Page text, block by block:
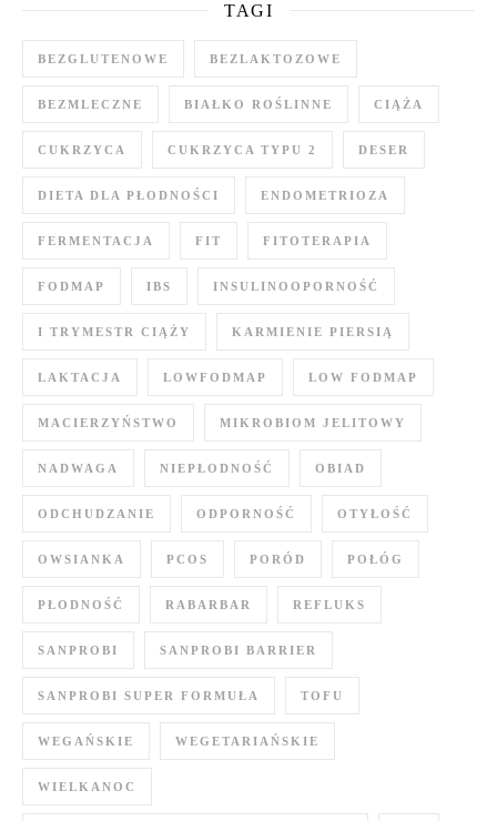
TAGI
BEZGLUTENOWE BEZLAKTOZOWE
BEZMLECZNE BIAŁKO ROŚLINNE CIĄŻA
CUKRZYCA CUKRZYCA TYPU 2 DESER
DIETA DLA PŁODNOŚCI ENDOMETRIOZA
FERMENTACJA FIT FITOTERAPIA
FODMAP IBS INSULINOOPORNOŚĆ
I TRYMESTR CIĄŻY KARMIENIE PIERSIĄ
LAKTACJA LOWFODMAP LOW FODMAP
MACIERZYŃSTWO MIKROBIOM JELITOWY
NADWAGA NIEPŁODNOŚĆ OBIAD
ODCHUDZANIE ODPORNOŚĆ OTYŁOŚĆ
OWSIANKA PCOS PORÓD POŁÓG
PŁODNOŚĆ RABARBAR REFLUKS
SANPROBI SANPROBI BARRIER
SANPROBI SUPER FORMUŁA TOFU
WEGAŃSKIE WEGETARIAŃSKIE
WIELKANOC